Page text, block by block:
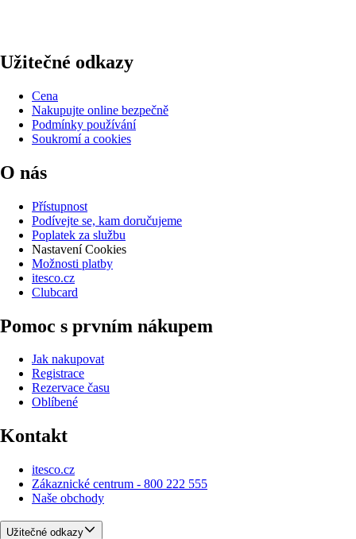
Užitečné odkazy
Cena
Nakupujte online bezpečně
Podmínky používání
Soukromí a cookies
O nás
Přístupnost
Podívejte se, kam doručujeme
Poplatek za službu
Nastavení Cookies
Možnosti platby
itesco.cz
Clubcard
Pomoc s prvním nákupem
Jak nakupovat
Registrace
Rezervace času
Oblíbené
Kontakt
itesco.cz
Zákaznické centrum - 800 222 555
Naše obchody
Užitečné odkazy